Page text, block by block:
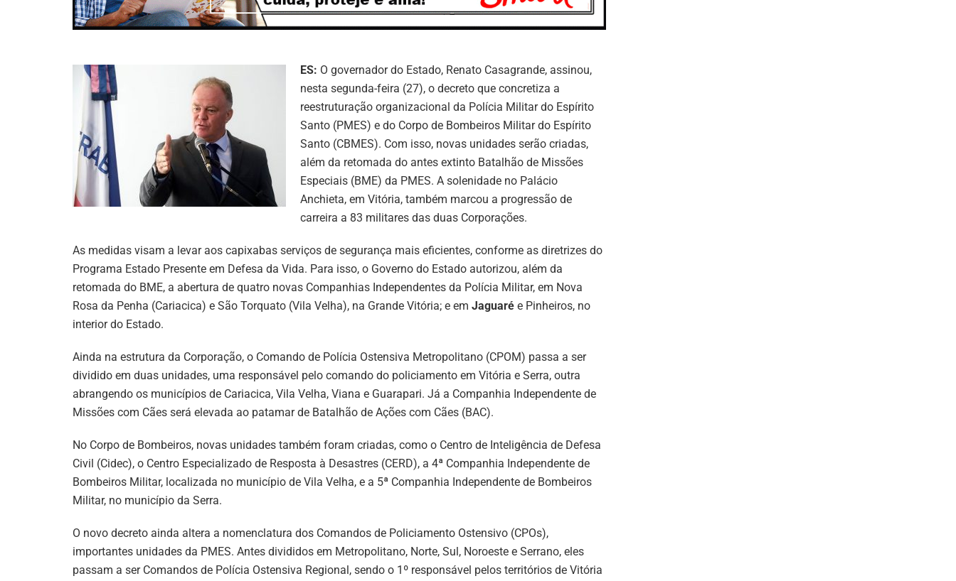
ES: O governador do Estado, Renato Casagrande, assinou,
nesta segunda-feira (27), o decreto que concretiza a
reestruturação organizacional da Polícia Militar do Espírito
Santo (PMES) e do Corpo de Bombeiros Militar do Espírito
Santo (CBMES). Com isso, novas unidades serão criadas,
além da retomada do antes extinto Batalhão de Missões
Especiais (BME) da PMES. A solenidade no Palácio
Anchieta, em Vitória, também marcou a progressão de
carreira a 83 militares das duas Corporações.
As medidas visam a levar aos capixabas serviços de segurança mais eficientes, conforme as diretrizes do
Programa Estado Presente em Defesa da Vida. Para isso, o Governo do Estado autorizou, além da
retomada do BME, a abertura de quatro novas Companhias Independentes da Polícia Militar, em Nova
Rosa da Penha (Cariacica) e São Torquato (Vila Velha), na Grande Vitória; e em Jaguaré e Pinheiros, no
interior do Estado.
Ainda na estrutura da Corporação, o Comando de Polícia Ostensiva Metropolitano (CPOM) passa a ser
dividido em duas unidades, uma responsável pelo comando do policiamento em Vitória e Serra, outra
abrangendo os municípios de Cariacica, Vila Velha, Viana e Guarapari. Já a Companhia Independente de
Missões com Cães será elevada ao patamar de Batalhão de Ações com Cães (BAC).
No Corpo de Bombeiros, novas unidades também foram criadas, como o Centro de Inteligência de Defesa
Civil (Cidec), o Centro Especializado de Resposta à Desastres (CERD), a 4ª Companhia Independente de
Bombeiros Militar, localizada no município de Vila Velha, e a 5ª Companhia Independente de Bombeiros
Militar, no município da Serra.
O novo decreto ainda altera a nomenclatura dos Comandos de Policiamento Ostensivo (CPOs),
importantes unidades da PMES. Antes divididos em Metropolitano, Norte, Sul, Noroeste e Serrano, eles
passam a ser Comandos de Polícia Ostensiva Regional, sendo o 1º responsável pelos territórios de Vitória